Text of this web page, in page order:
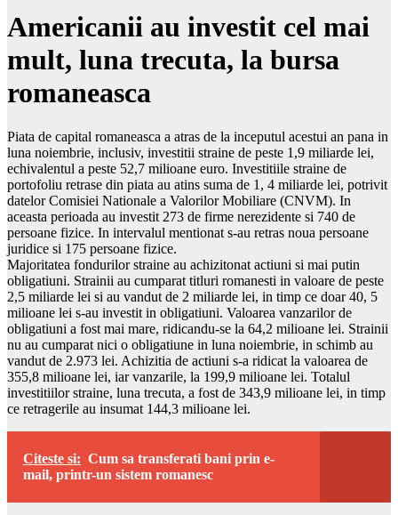
Americanii au investit cel mai
mult, luna trecuta, la bursa
romaneasca
Piata de capital romaneasca a atras de la inceputul acestui an pana in
luna noiembrie, inclusiv, investitii straine de peste 1,9 miliarde lei,
echivalentul a peste 52,7 milioane euro. Investitiile straine de
portofoliu retrase din piata au atins suma de 1, 4 miliarde lei, potrivit
datelor Comisiei Nationale a Valorilor Mobiliare (CNVM). In
aceasta perioada au investit 273 de firme nerezidente si 740 de
persoane fizice. In intervalul mentionat s-au retras noua persoane
juridice si 175 persoane fizice.
Majoritatea fondurilor straine au achizitonat actiuni si mai putin
obligatiuni. Strainii au cumparat titluri romanesti in valoare de peste
2,5 miliarde lei si au vandut de 2 miliarde lei, in timp ce doar 40, 5
milioane lei s-au investit in obligatiuni. Valoarea vanzarilor de
obligatiuni a fost mai mare, ridicandu-se la 64,2 milioane lei. Strainii
nu au cumparat nici o obligatiune in luna noiembrie, in schimb au
vandut de 2.973 lei. Achizitia de actiuni s-a ridicat la valoarea de
355,8 milioane lei, iar vanzarile, la 199,9 milioane lei. Totalul
investitiilor straine, luna trecuta, a fost de 343,9 milioane lei, in timp
ce retragerile au insumat 144,3 milioane lei.
Citeste si: Cum sa transferati bani prin e-
mail, printr-un sistem romanesc